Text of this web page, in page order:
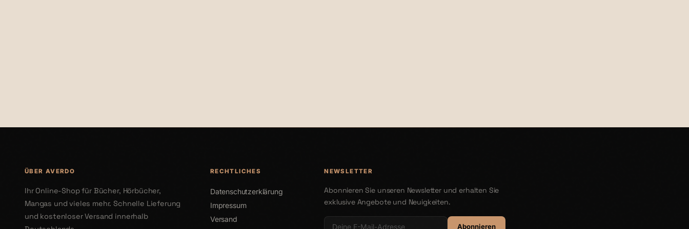
ÜBER AVERDO
Ihr Online-Shop für Bücher, Hörbücher,
Mangas und vieles mehr. Schnelle Lieferung
und kostenloser Versand innerhalb
RECHTLICHES
Datenschutzerklärung
Impressum
Versand
NEWSLETTER
Abonnieren Sie unseren Newsletter und erhalten Sie
exklusive Angebote und Neuigkeiten.
Abonnieren